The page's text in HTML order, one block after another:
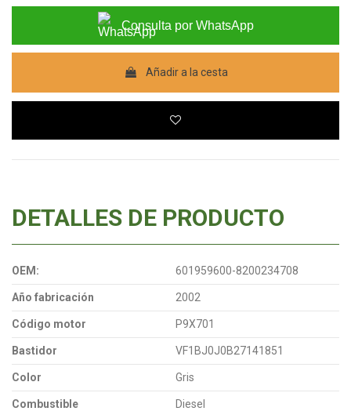
Consulta por WhatsApp
Añadir a la cesta
DETALLES DE PRODUCTO
OEM: 601959600-8200234708
Año fabricación 2002
Código motor P9X701
Bastidor VF1BJ0J0B27141851
Color Gris
Combustible Diesel